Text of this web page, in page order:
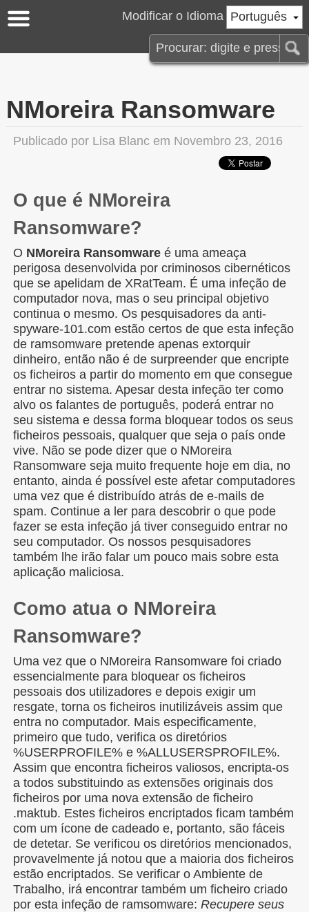
Português
Modificar o Idioma
NMoreira Ransomware
Publicado por Lisa Blanc em Novembro 23, 2016
O que é NMoreira
Ransomware?
O NMoreira Ransomware é uma ameaça
perigosa desenvolvida por criminosos cibernéticos
que se apelidam de XRatTeam. É uma infeção de
computador nova, mas o seu principal objetivo
continua o mesmo. Os pesquisadores da anti-
spyware-101.com estão certos de que esta infeção
de ramsomware pretende apenas extorquir
dinheiro, então não é de surpreender que encripte
os ficheiros a partir do momento em que consegue
entrar no sistema. Apesar desta infeção ter como
alvo os falantes de português, poderá entrar no
seu sistema e dessa forma bloquear todos os seus
ficheiros pessoais, qualquer que seja o país onde
vive. Não se pode dizer que o NMoreira
Ransomware seja muito frequente hoje em dia, no
entanto, ainda é possível este afetar computadores
uma vez que é distribuído atrás de e-mails de
spam. Continue a ler para descobrir o que pode
fazer se esta infeção já tiver conseguido entrar no
seu computador. Os nossos pesquisadores
também lhe irão falar um pouco mais sobre esta
aplicação maliciosa.
Como atua o NMoreira
Ransomware?
Uma vez que o NMoreira Ransomware foi criado
essencialmente para bloquear os ficheiros
pessoais dos utilizadores e depois exigir um
resgate, torna os ficheiros inutilizáveis assim que
entra no computador. Mais especificamente,
primeiro que tudo, verifica os diretórios
%USERPROFILE% e %ALLUSERSPROFILE%.
Assim que encontra ficheiros valiosos, encripta-os
a todos substituindo as extensões originais dos
ficheiros por uma nova extensão de ficheiro
.maktub. Estes ficheiros encriptados ficam também
com um ícone de cadeado e, portanto, são fáceis
de detetar. Se verificou os diretórios mencionados,
provavelmente já notou que a maioria dos ficheiros
estão encriptados. Se verificar o Ambiente de
Trabalho, irá encontrar também um ficheiro criado
por esta infeção de ramsomware: Recupere seus